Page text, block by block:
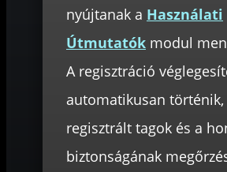
nyújtanak a Használati
Útmutatók modul
A regisztráció
automatikusan történik,
regisztrált tagok és a
biztonságának